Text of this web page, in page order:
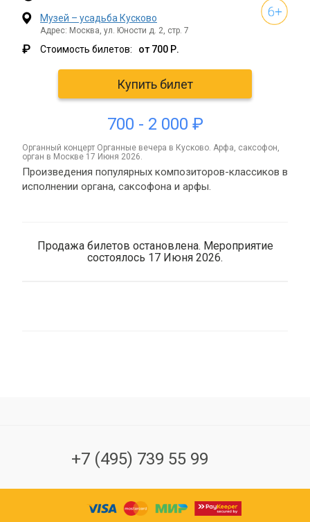
Музей – усадьба Кусково
Адрес: Москва, ул. Юности д. 2, стр. 7
₽ Стоимость билетов: от 700 Р.
Купить билет
700 - 2 000 ₽
органный концерт Органные вечера в Кусково. Арфа, саксофон,
орган в Москве 17 Июня 2026.
Произведения популярных композиторов-классиков в
исполнении органа, саксофона и арфы.
Продажа билетов остановлена. Мероприятие
состоялось 17 Июня 2026.
+7 (495) 739 55 99